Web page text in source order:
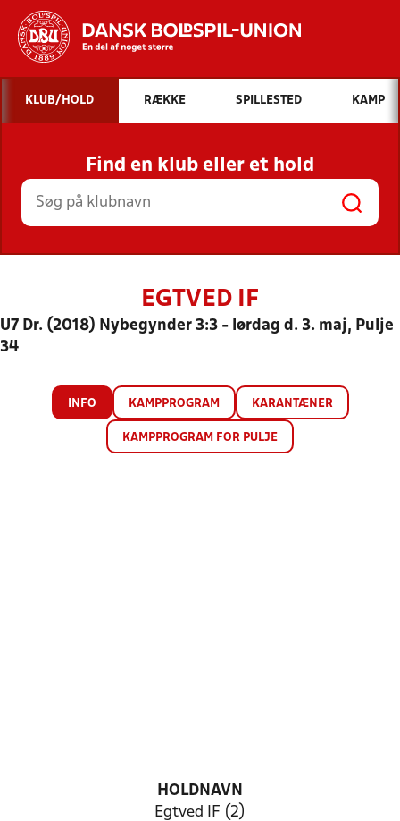
Hvad vil du søge efter?
INDHOLD OG NYHEDER
STILLINGER, RESULTATER, KLUBBER OG
HOLD
KLUB/HOLD RÆKKE SPILLESTED KAMP
Find en klub eller et hold
EGTVED IF
U7 Dr. (2018) Nybegynder 3:3 - lørdag d. 3. maj, Pulje
34
INFO KAMPPROGRAM KARANTÆNER
KAMPPROGRAM FOR PULJE
HOLDNAVN
Egtved IF (2)